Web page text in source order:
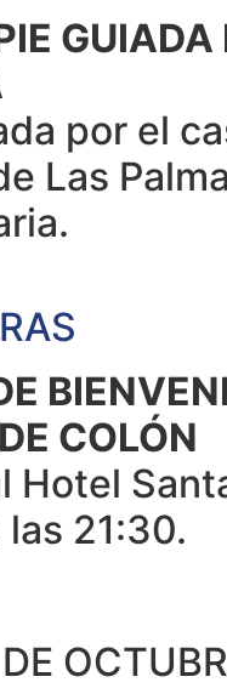
GUIADA
por el
Las
COLÓN
Hotel
21:30.